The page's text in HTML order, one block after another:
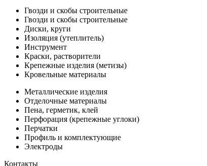
Гвозди и скобы строительные
Гвозди и скобы строительные
Диски, круги
Изоляция (утеплитель)
Инструмент
Краски, растворители
Крепежные изделия (метизы)
Кровельные материалы
Металлические изделия
Отделочные материалы
Пена, герметик, клей
Перфорация (крепежные углоки)
Перчатки
Профиль и комплектующие
Электроды
Контакты